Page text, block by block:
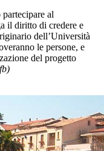
al
il diritto di credere e
dell’Università
le persone, e
del progetto